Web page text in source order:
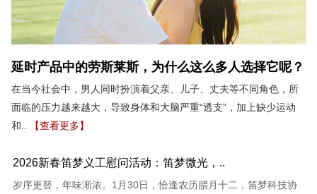
延时产品中的劳斯莱斯，为什么这么多人选择它呢？
在当今社会中，男人同时扮演着父亲、儿子、丈夫等不同角色，所
面临的压力越来越大，导致身体和大脑严重“透支”，加上缺少运动
和..
【查看更多】
2026新春笛梦义工慰问活动：笛梦微光，..
岁序更替，年味渐浓。1月30日，恰逢农历腊月十二，笛梦科技协